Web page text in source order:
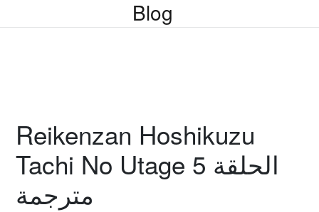
Blog
Reikenzan Hoshikuzu
Tachi No Utage الحلقة 5
مترجمة